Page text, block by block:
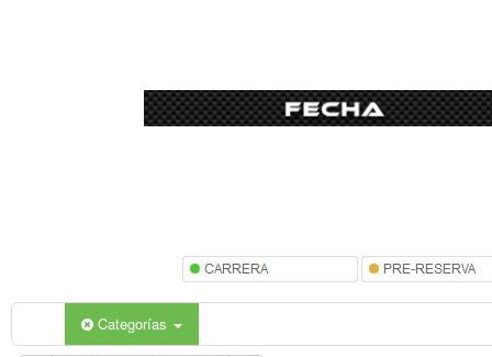
Categorías